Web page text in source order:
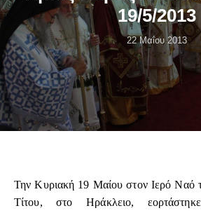
19/5/2013
22 Μαΐου 2013
Την Κυριακή 19 Μαίου στον Ιερό Ναό
Τίτου, στο Ηράκλειο,